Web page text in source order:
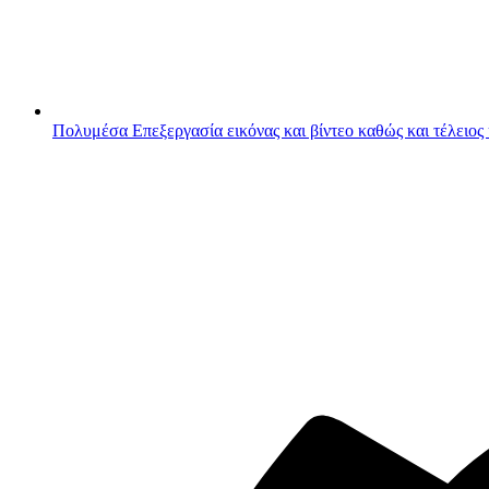
Πολυμέσα Επεξεργασία εικόνας και βίντεο καθώς και τέλειος